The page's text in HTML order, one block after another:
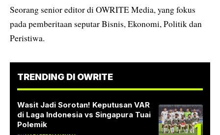
Seorang senior editor di OWRITE Media, yang fokus
pada pemberitaan seputar Bisnis, Ekonomi, Politik dan
Peristiwa.
TRENDING DI OWRITE
Wasit Jadi Sorotan! Keputusan VAR
di Laga Indonesia vs Singapura Tuai
Polemik
1